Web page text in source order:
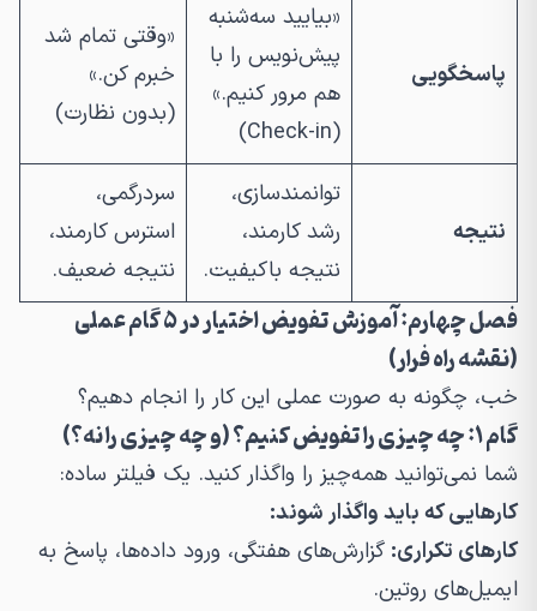
پاسخگویی
«بیایید سه‌شنبه
پیش‌نویس را با
هم مرور کنیم.»
(Check-in)
«وقتی تمام شد
خبرم کن.»
(بدون نظارت)
نتیجه
توانمندسازی،
رشد کارمند،
نتیجه باکیفیت.
سردرگمی،
استرس کارمند،
نتیجه ضعیف.
فصل چهارم: آموزش تفویض اختیار در ۵ گام عملی
(نقشه راه فرار)
خب، چگونه به صورت عملی این کار را انجام دهیم؟
گام ۱: چه چیزی را تفویض کنیم؟ (و چه چیزی را نه؟)
شما نمی‌توانید همه‌چیز را واگذار کنید. یک فیلتر ساده:
کارهایی که باید واگذار شوند:
کارهای تکراری: گزارش‌های هفتگی، ورود داده‌ها، پاسخ به
ایمیل‌های روتین.